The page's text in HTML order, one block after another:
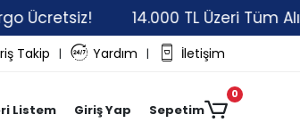
14.000 TL Üzeri Tüm
Takip | Yardım | İletişim
Listem Giriş Yap Sepetim
0